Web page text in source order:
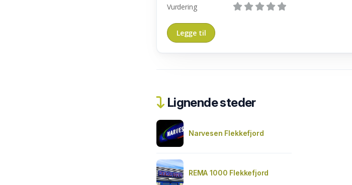
Vurdering
Lignende steder
Narvesen Flekkefjord
REMA 1000 Flekkefjord